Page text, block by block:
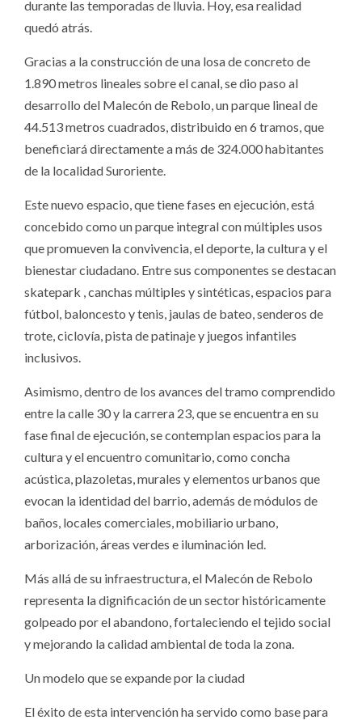
durante las temporadas de lluvia. Hoy, esa realidad
quedó atrás.
Gracias a la construcción de una losa de concreto de
1.890 metros lineales sobre el canal, se dio paso al
desarrollo del Malecón de Rebolo, un parque lineal de
44.513 metros cuadrados, distribuido en 6 tramos, que
beneficiará directamente a más de 324.000 habitantes
de la localidad Suroriente.
Este nuevo espacio, que tiene fases en ejecución, está
concebido como un parque integral con múltiples usos
que promueven la convivencia, el deporte, la cultura y el
bienestar ciudadano. Entre sus componentes se destacan
skatepark , canchas múltiples y sintéticas, espacios para
fútbol, ​​baloncesto y tenis, jaulas de bateo, senderos de
trote, ciclovía, pista de patinaje y juegos infantiles
inclusivos.
Asimismo, dentro de los avances del tramo comprendido
entre la calle 30 y la carrera 23, que se encuentra en su
fase final de ejecución, se contemplan espacios para la
cultura y el encuentro comunitario, como concha
acústica, plazoletas, murales y elementos urbanos que
evocan la identidad del barrio, además de módulos de
baños, locales comerciales, mobiliario urbano,
arborización, áreas verdes e iluminación led.
Más allá de su infraestructura, el Malecón de Rebolo
representa la dignificación de un sector históricamente
golpeado por el abandono, fortaleciendo el tejido social
y mejorando la calidad ambiental de toda la zona.
Un modelo que se expande por la ciudad
El éxito de esta intervención ha servido como base para